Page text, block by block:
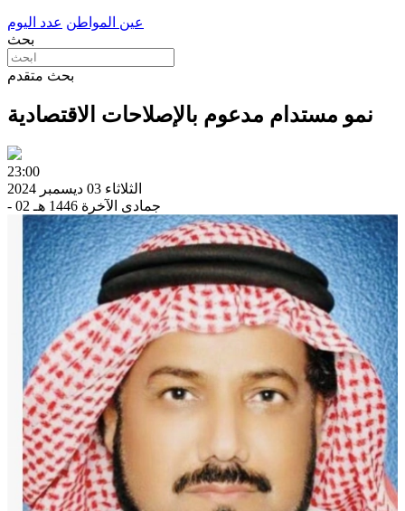
عين المواطن عدد اليوم
بحث
بحث متقدم
نمو مستدام مدعوم بالإصلاحات الاقتصادية
23:00
الثلاثاء 03 ديسمبر 2024
- 02 جمادى الآخرة 1446 هـ